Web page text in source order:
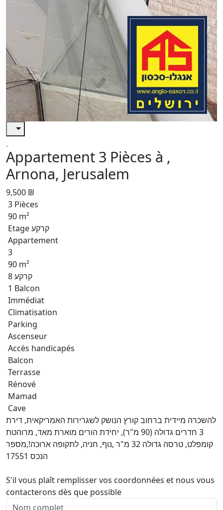
Appartement 3 Pièces à ,
Arnona, Jerusalem
9,500 ₪
3 Pièces
90 m²
Etage קרקע
Appartement
3
90 m²
קרקע 8
1 Balcon
Immédiat
Climatisation
Parking
Ascenseur
Accès handicapés
Balcon
Terrasse
Rénové
Mamad
Cave
להשכרה מיידית ברחוב קורץ הנושק לשגרירות האמריקאית, דירת
3 חדרים גדולה (90 מ"ר), יחידת הורים מוארת מאד, מרוהטת
קומפלט, טרסה גדולה 32 מ"ר ,נוף, חניה, לתקופה ארוכה!,מספר
הנכס 17551
S'il vous plaît remplisser vos coordonnées et nous vous
contacterons dès que possible